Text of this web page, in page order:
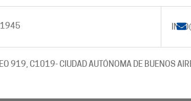
919, C1019- CIUDAD AUTÓNOMA DE BUENOS